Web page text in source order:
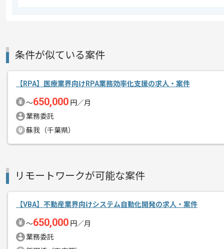
作業開始日
エージェントからのコ
メント
おすすめの案件となっております。
Excel VBA/Access開発経験が3年以上あ
条件が似ている案件
【RPA】医療業界向けRPA業務効率化支援の求人・案件
〜650,000 円／月
業務委託
蘇我（千葉県）
リモートワークが可能な案件
【VBA】不動産業界向けシステム自動化開発の求人・案件
〜650,000 円／月
業務委託